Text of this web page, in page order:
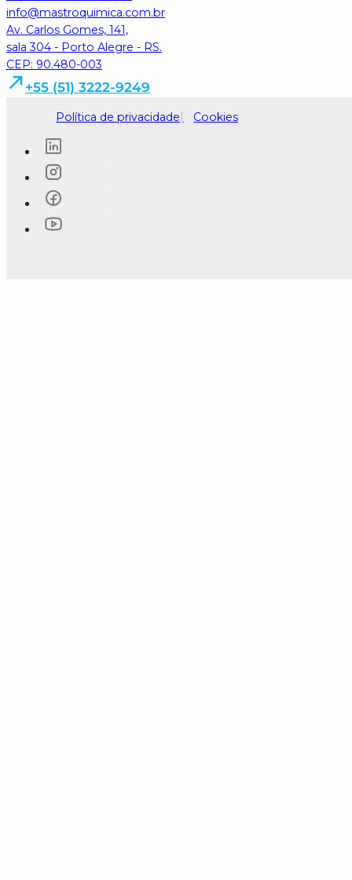
info@mastroquimica.com.br
Av. Carlos Gomes, 141,
sala 304 - Porto Alegre - RS.
CEP: 90.480-003
+55 (51) 3222-9249
Política de privacidade Cookies